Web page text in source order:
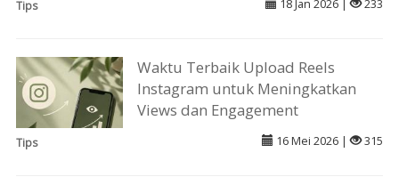
Tips 18 Jan 2026 | 233
Waktu Terbaik Upload Reels
Instagram untuk Meningkatkan
Views dan Engagement
Tips 16 Mei 2026 | 315